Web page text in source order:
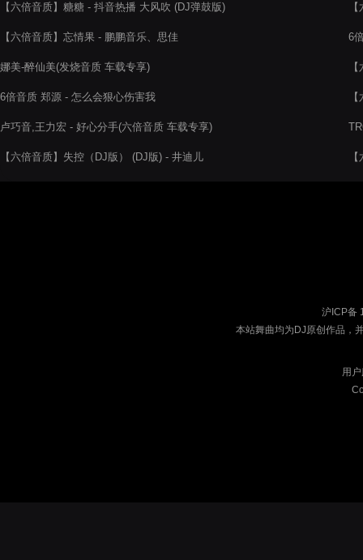
【六倍音质】糖糖 - 抖音热播 大风吹 (DJ弹鼓版)
【六倍音质】忘情果 - 鹏鹏音乐、思佳
娜美-醉仙美(发烧音质 车载专享)
6倍音质 郑源 - 怎么会狠心伤害我
卢巧音,王力宏 - 好心分手(六倍音质 车载专享)
【六倍音质】失控（DJ版） (DJ版) - 井迪儿
6
沪ICP备
本站舞曲均为DJ原创作品，
用